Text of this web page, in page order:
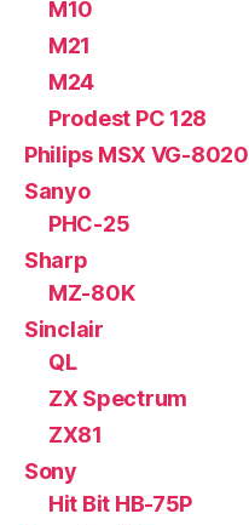
M10
M21
M24
Prodest PC 128
Philips MSX VG-8020
Sanyo
PHC-25
Sharp
MZ-80K
Sinclair
QL
ZX Spectrum
ZX81
Sony
Hit Bit HB-75P